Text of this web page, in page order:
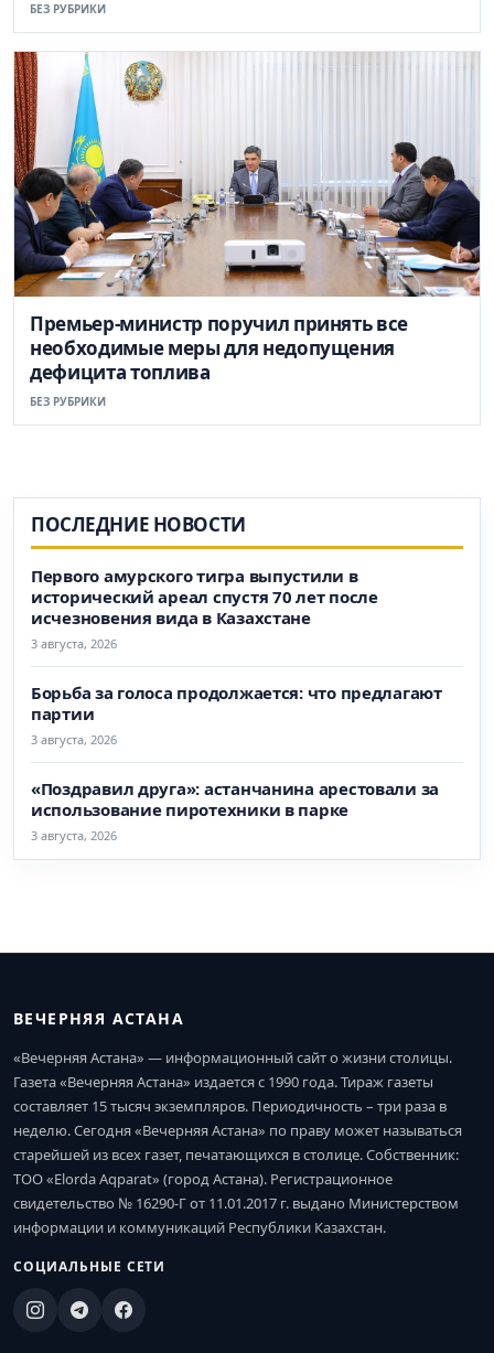
БЕЗ РУБРИКИ
Премьер-министр поручил принять все
необходимые меры для недопущения
дефицита топлива
БЕЗ РУБРИКИ
ПОСЛЕДНИЕ НОВОСТИ
Первого амурского тигра выпустили в
исторический ареал спустя 70 лет после
исчезновения вида в Казахстане
3 августа, 2026
Борьба за голоса продолжается: что предлагают
партии
3 августа, 2026
«Поздравил друга»: астанчанина арестовали за
использование пиротехники в парке
3 августа, 2026
ВЕЧЕРНЯЯ АСТАНА
«Вечерняя Астана» — информационный сайт о жизни столицы.
Газета «Вечерняя Астана» издается с 1990 года. Тираж газеты
составляет 15 тысяч экземпляров. Периодичность – три раза в
неделю. Сегодня «Вечерняя Астана» по праву может называться
старейшей из всех газет, печатающихся в столице. Собственник:
ТОО «Elorda Aqparat» (город Астана). Регистрационное
свидетельство № 16290-Г от 11.01.2017 г. выдано Министерством
информации и коммуникаций Республики Казахстан.
СОЦИАЛЬНЫЕ СЕТИ